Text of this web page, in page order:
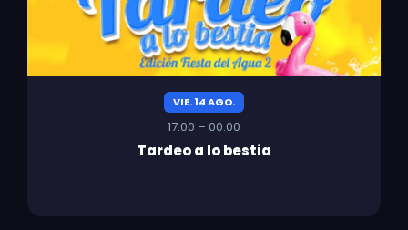
VIE. 14 AGO.
17:00 – 00:00
Tardeo a lo bestia